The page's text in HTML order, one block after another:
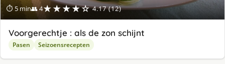
⏱ 5 min👥 4★★★★☆ 4.17 (12)
Voorgerechtje : als de zon schijnt
Pasen Seizoensrecepten